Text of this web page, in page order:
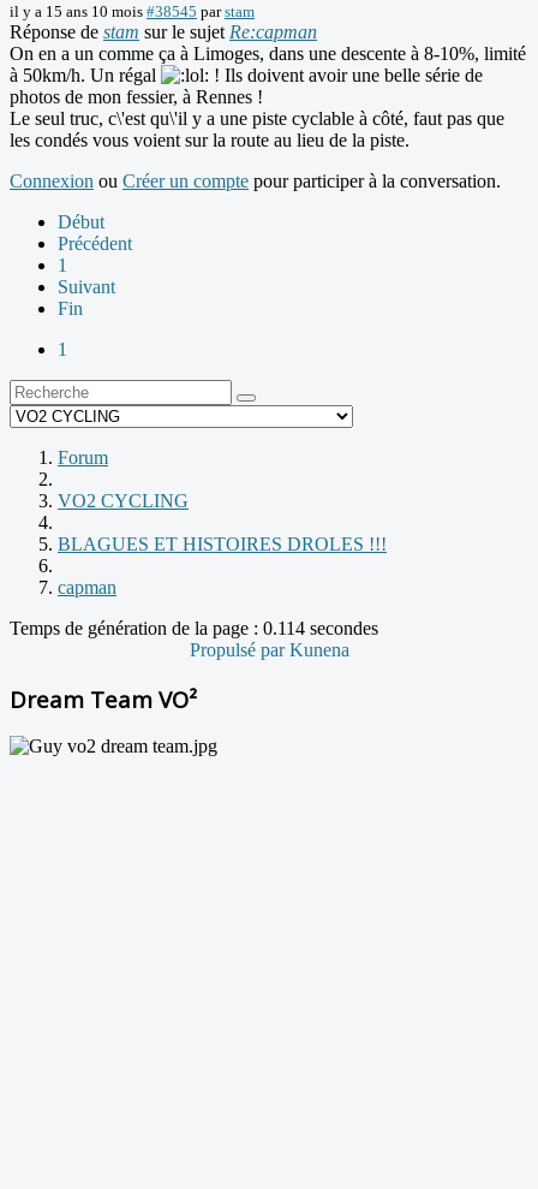
il y a 15 ans 10 mois #38545 parstam
Réponse de stam sur le sujet Re:capman
On en a un comme ça à Limoges, dans une descente à 8-10%, limité
à 50km/h. Un régal
! Ils doivent avoir une belle série de
photos de mon fessier, à Rennes !
Le seul truc, c\'est qu\'il y a une piste cyclable à côté, faut pas que
les condés vous voient sur la route au lieu de la piste.
Connexion ou Créer un compte pour participer à la conversation.
Début
Précédent
1
Suivant
Fin
1
Forum
VO2 CYCLING
BLAGUES ET HISTOIRES DROLES !!!
capman
Temps de génération de la page : 0.114 secondes
Propulsé parKunena
Dream Team VO²